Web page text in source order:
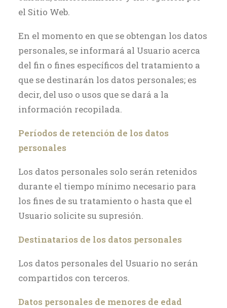
el Sitio Web.
En el momento en que se obtengan los datos
personales, se informará al Usuario acerca
del fin o fines específicos del tratamiento a
que se destinarán los datos personales; es
decir, del uso o usos que se dará a la
información recopilada.
Períodos de retención de los datos
personales
Los datos personales solo serán retenidos
durante el tiempo mínimo necesario para
los fines de su tratamiento o hasta que el
Usuario solicite su supresión.
Destinatarios de los datos personales
Los datos personales del Usuario no serán
compartidos con terceros.
Datos personales de menores de edad